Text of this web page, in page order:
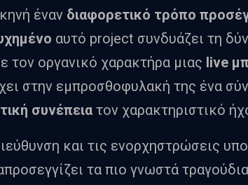
έναν διαφορετικό τρόπο
αυτό project συνδυάζει τη
τον οργανικό χαρακτήρα μιας live
στην εμπροσθοφυλακή της ένα
συνέπεια τον χαρακτηριστικό
και τις ενορχηστρώσεις
τα πιο γνωστά